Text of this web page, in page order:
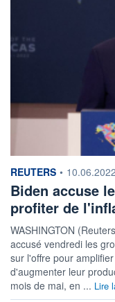
information fournie par
REUTERS • 10.06.2022
Biden accuse
profiter de
WASHINGTON
accusé vendredi les
sur l'offre pour
d'augmenter leur
mois de mai, en ... Lire